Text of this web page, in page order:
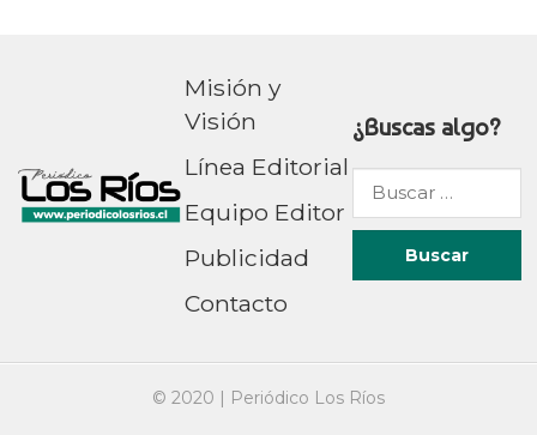
Misión y
Visión
Línea Editorial
Equipo Editor
Publicidad
Contacto
¿Buscas algo?
Buscar
por:
© 2020 | Periódico Los Ríos